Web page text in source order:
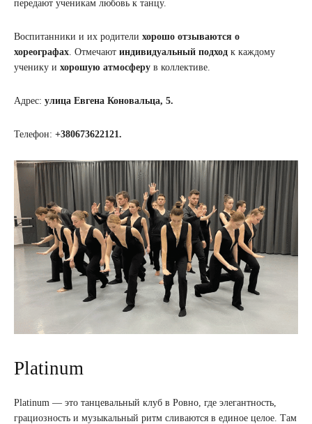
передают ученикам любовь к танцу.
Воспитанники и их родители хорошо отзываются о
хореографах . Отмечают индивидуальный подход к каждому
ученику и хорошую атмосферу в коллективе.
Адрес: улица Евгена Коновальца, 5.
Телефон: +380673622121.
Platinum
Platinum — это танцевальный клуб в Ровно, где элегантность,
грациозность и музыкальный ритм сливаются в единое целое. Там